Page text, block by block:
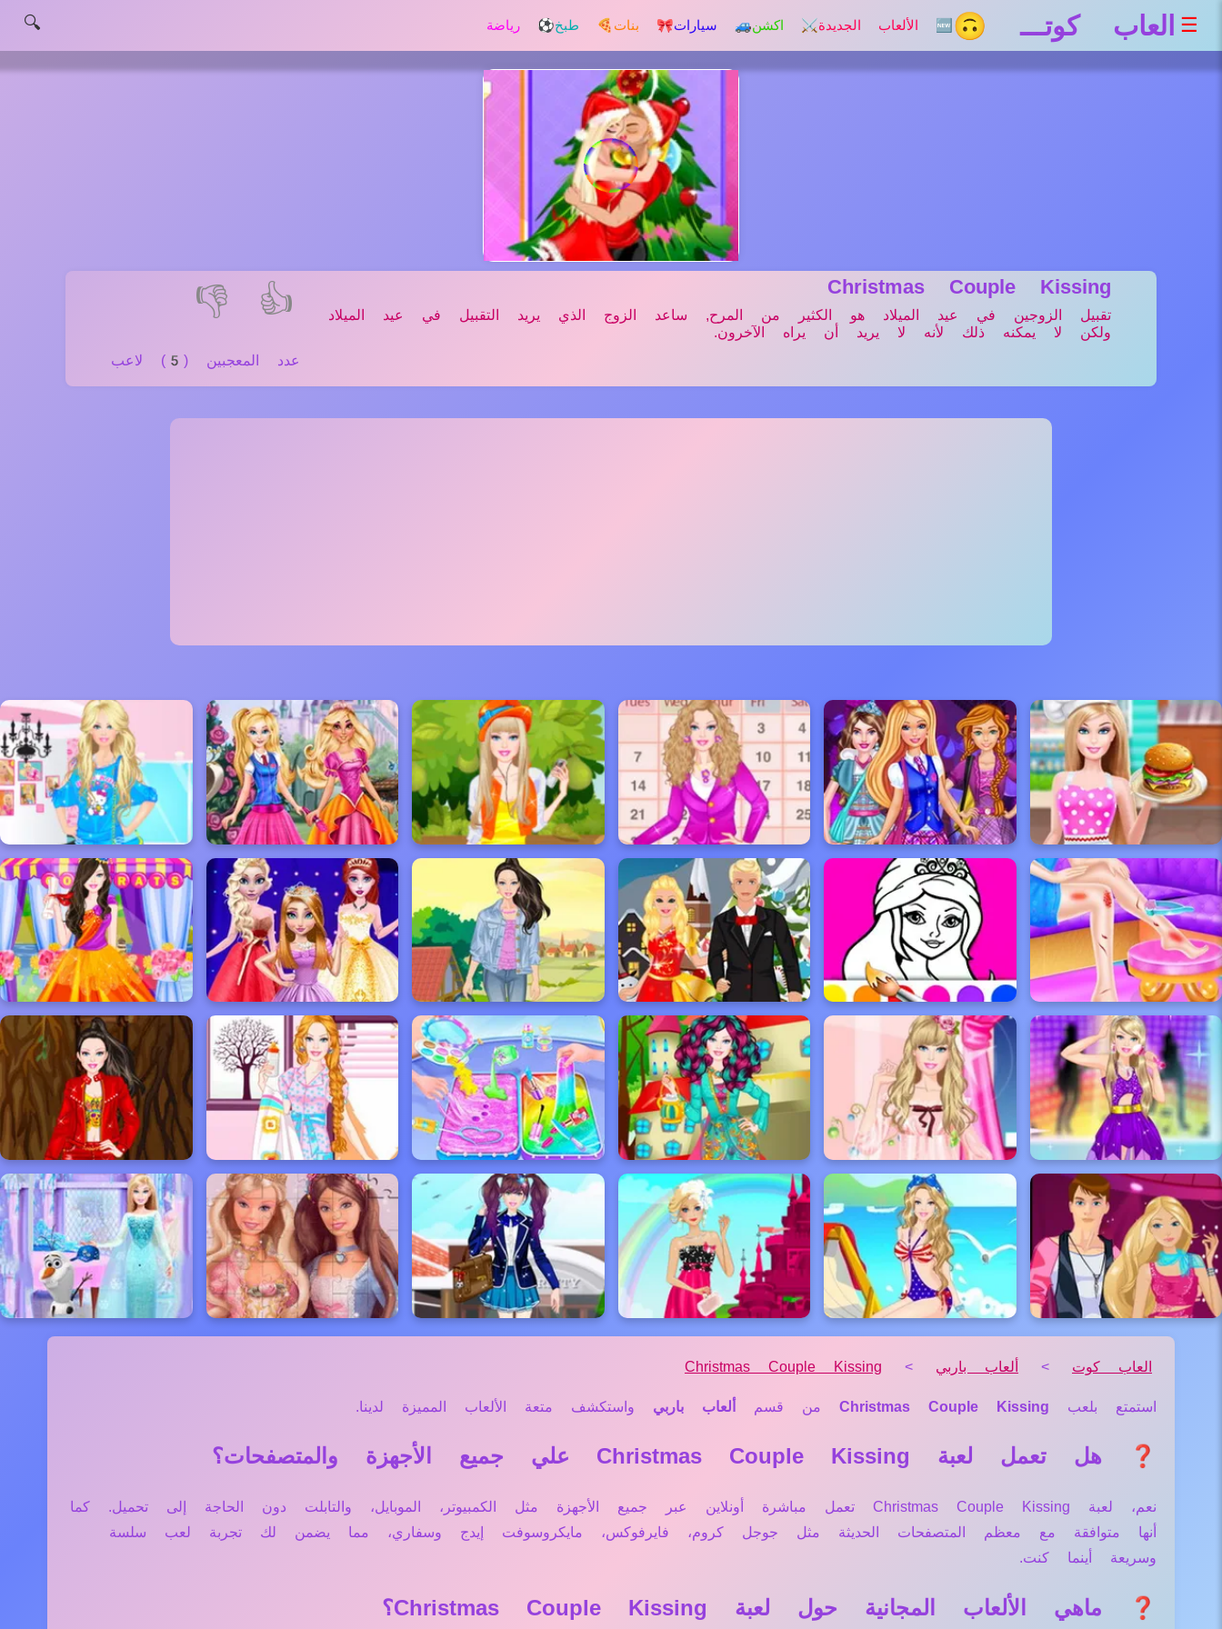
☰ العاب كوتـــ 🙃 🆕 الألعاب الجديدة ⚔️ اكشن🚙 سيارات🎀 بنات 🍕 طبخ⚽ رياضة 🔍
👍
👎
عدد المعجبين (5) لاعب
Christmas Couple Kissing
تقبيل الزوجين في عيد الميلاد هو الكثير من المرح, ساعد الزوج الذي يريد التقبيل في عيد الميلاد
ولكن لا يمكنه ذلك لأنه لا يريد أن يراه الآخرون.
العاب كوت > ألعاب باربي >
Christmas Couple Kissing
استمتع بلعب Christmas Couple Kissing من قسم ألعاب باربي واستكشف متعة الألعاب المميزة لدينا.
❓ هل تعمل لعبة Christmas Couple Kissing علي جميع الأجهزة والمتصفحات؟
نعم، لعبة Christmas Couple Kissing تعمل مباشرة أونلاين عبر جميع الأجهزة مثل الكمبيوتر، الموبايل، والتابلت دون الحاجة إلى تحميل. كما
أنها متوافقة مع معظم المتصفحات الحديثة مثل جوجل كروم، فايرفوكس، مايكروسوفت إيدج وسفاري، مما يضمن لك تجربة لعب سلسة
وسريعة أينما كنت.
❓ ماهي الألعاب المجانية حول لعبة Christmas Couple Kissing؟